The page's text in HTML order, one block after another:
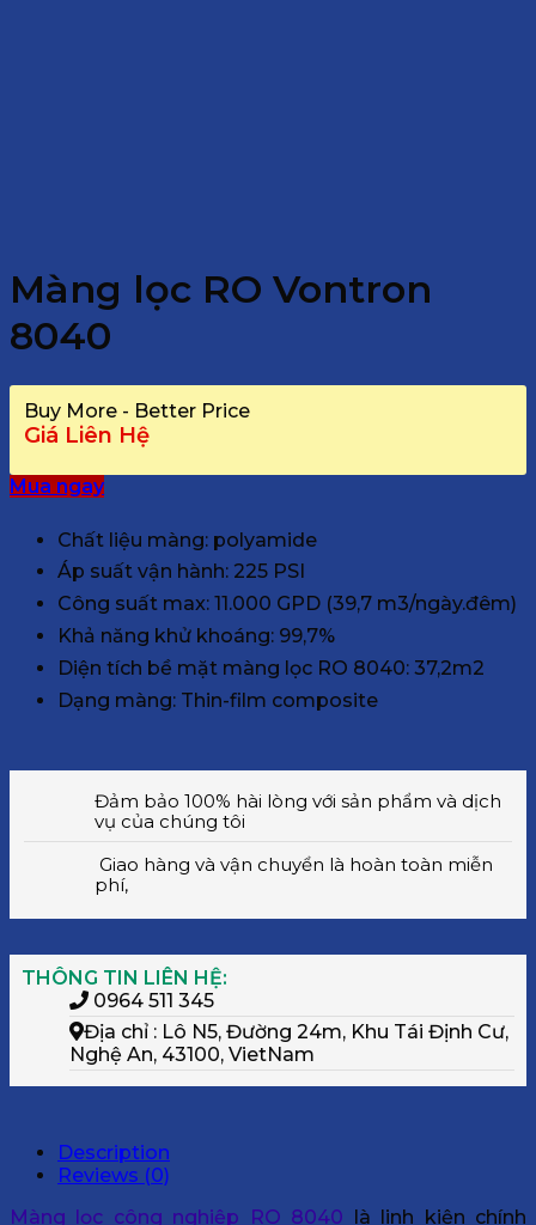
Màng lọc RO Vontron
8040
Buy More - Better Price
Giá Liên Hệ
Mua ngay
Chất liệu màng: polyamide
Áp suất vận hành: 225 PSI
Công suất max: 11.000 GPD (39,7 m3/ngày.đêm)
Khả năng khử khoáng: 99,7%
Diện tích bề mặt màng lọc RO 8040: 37,2m2
Dạng màng: Thin-film composite
Đảm bảo 100% hài lòng với sản phẩm và dịch
vụ của chúng tôi
Giao hàng và vận chuyển là hoàn toàn miễn
phí,
THÔNG TIN LIÊN HỆ:
0964 511 345
Địa chỉ : Lô N5, Đường 24m, Khu Tái Định Cư,
Nghệ An, 43100, VietNam
Description
Reviews (0)
Màng lọc công nghiệp RO 8040 là linh kiện chính